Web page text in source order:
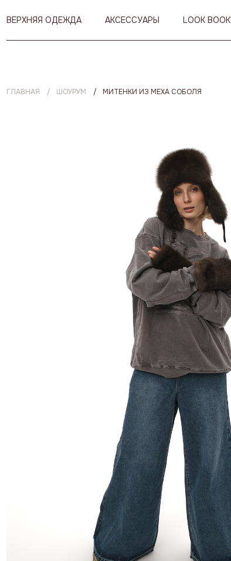
ВЕРХНЯЯ ОДЕЖДА АКСЕССУАРЫ LOOK BOOK
ГЛАВНАЯ ШОУРУМ МИТЕНКИ ИЗ МЕХА СОБОЛЯ